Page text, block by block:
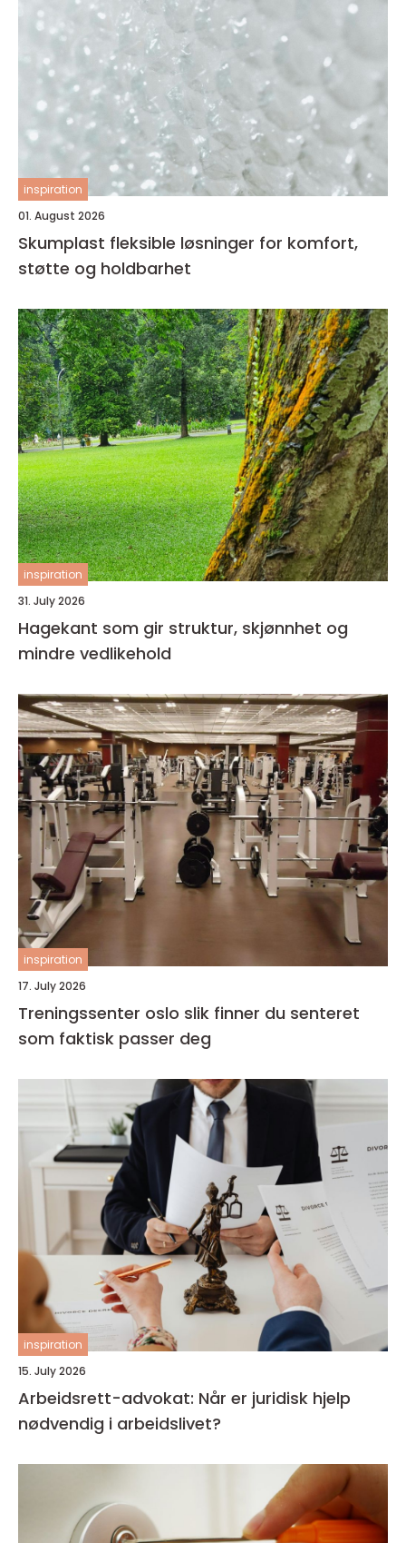
inspiration
01. August 2026
Skumplast fleksible løsninger for komfort,
støtte og holdbarhet
inspiration
31. July 2026
Hagekant som gir struktur, skjønnhet og
mindre vedlikehold
inspiration
17. July 2026
Treningssenter oslo slik finner du senteret
som faktisk passer deg
inspiration
15. July 2026
Arbeidsrett-advokat: Når er juridisk hjelp
nødvendig i arbeidslivet?